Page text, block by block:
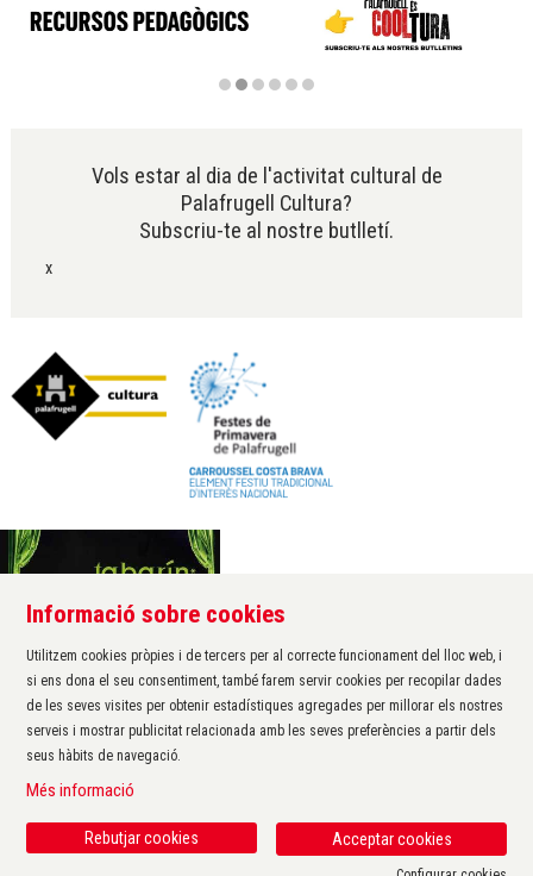
Vols estar al dia de l'activitat cultural de
Palafrugell Cultura?
Subscriu-te al nostre butlletí.
x
Àrea de cultura de l'Ajuntament de Palafrugell
Carrer Santa Margarida, 1
17200 Palafrugell
972 611 172 ·
cultura@palafrugell.cat
Sitemap | Avís Legal
Informació sobre cookies
Utilitzem cookies pròpies i de tercers per al correcte funcionament del lloc web, i
si ens dona el seu consentiment, també farem servir cookies per recopilar dades
de les seves visites per obtenir estadístiques agregades per millorar els nostres
serveis i mostrar publicitat relacionada amb les seves preferències a partir dels
seus hàbits de navegació.
Més informació
Acceptar cookies
Rebutjar cookies